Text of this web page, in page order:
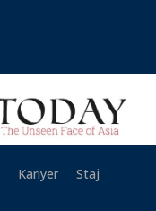
Kariyer
Staj